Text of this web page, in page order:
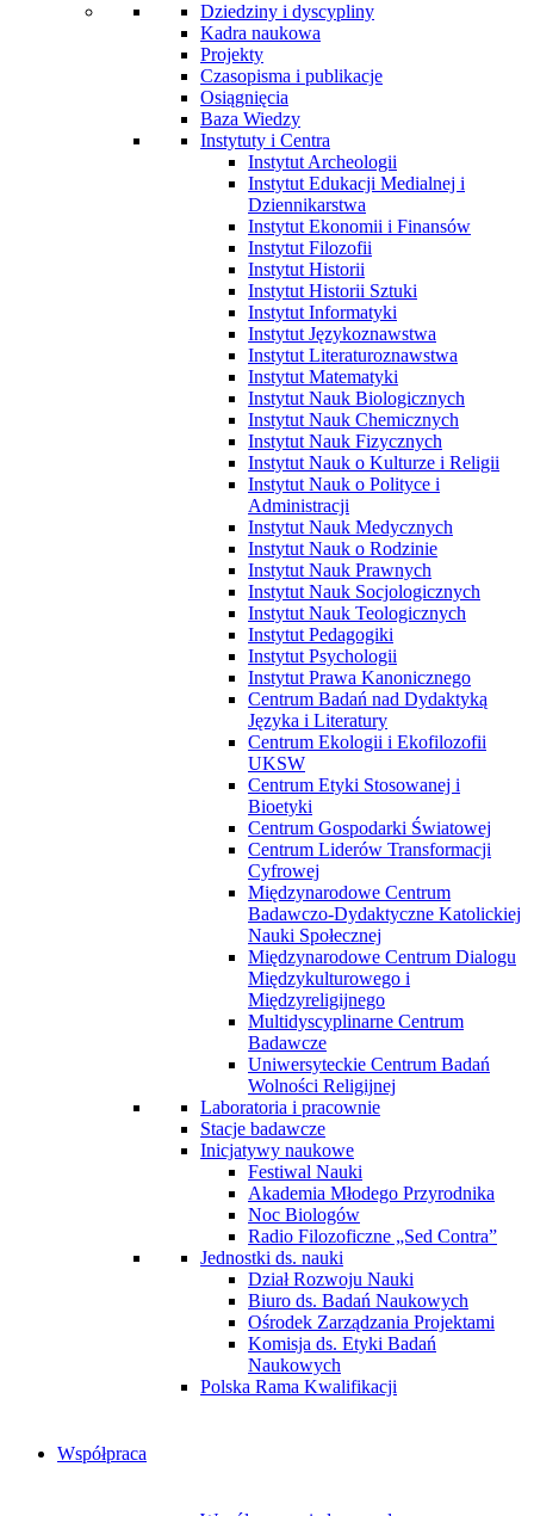
Dziedziny i dyscypliny
Kadra naukowa
Projekty
Czasopisma i publikacje
Osiągnięcia
Baza Wiedzy
Instytuty i Centra
Instytut Archeologii
Instytut Edukacji Medialnej i
Dziennikarstwa
Instytut Ekonomii i Finansów
Instytut Filozofii
Instytut Historii
Instytut Historii Sztuki
Instytut Informatyki
Instytut Językoznawstwa
Instytut Literaturoznawstwa
Instytut Matematyki
Instytut Nauk Biologicznych
Instytut Nauk Chemicznych
Instytut Nauk Fizycznych
Instytut Nauk o Kulturze i Religii
Instytut Nauk o Polityce i
Administracji
Instytut Nauk Medycznych
Instytut Nauk o Rodzinie
Instytut Nauk Prawnych
Instytut Nauk Socjologicznych
Instytut Nauk Teologicznych
Instytut Pedagogiki
Instytut Psychologii
Instytut Prawa Kanonicznego
Centrum Badań nad Dydaktyką
Języka i Literatury
Centrum Ekologii i Ekofilozofii
UKSW
Centrum Etyki Stosowanej i
Bioetyki
Centrum Gospodarki Światowej
Centrum Liderów Transformacji
Cyfrowej
Międzynarodowe Centrum
Badawczo-Dydaktyczne Katolickiej
Nauki Społecznej
Międzynarodowe Centrum Dialogu
Międzykulturowego i
Międzyreligijnego
Multidyscyplinarne Centrum
Badawcze
Uniwersyteckie Centrum Badań
Wolności Religijnej
Laboratoria i pracownie
Stacje badawcze
Inicjatywy naukowe
Festiwal Nauki
Akademia Młodego Przyrodnika
Noc Biologów
Radio Filozoficzne „Sed Contra”
Jednostki ds. nauki
Dział Rozwoju Nauki
Biuro ds. Badań Naukowych
Ośrodek Zarządzania Projektami
Komisja ds. Etyki Badań
Naukowych
Polska Rama Kwalifikacji
Współpraca